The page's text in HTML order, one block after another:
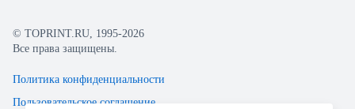
© TOPRINT.RU, 1995-2026
Все права защищены.
Политика конфиденциальности
Пользовательское соглашение